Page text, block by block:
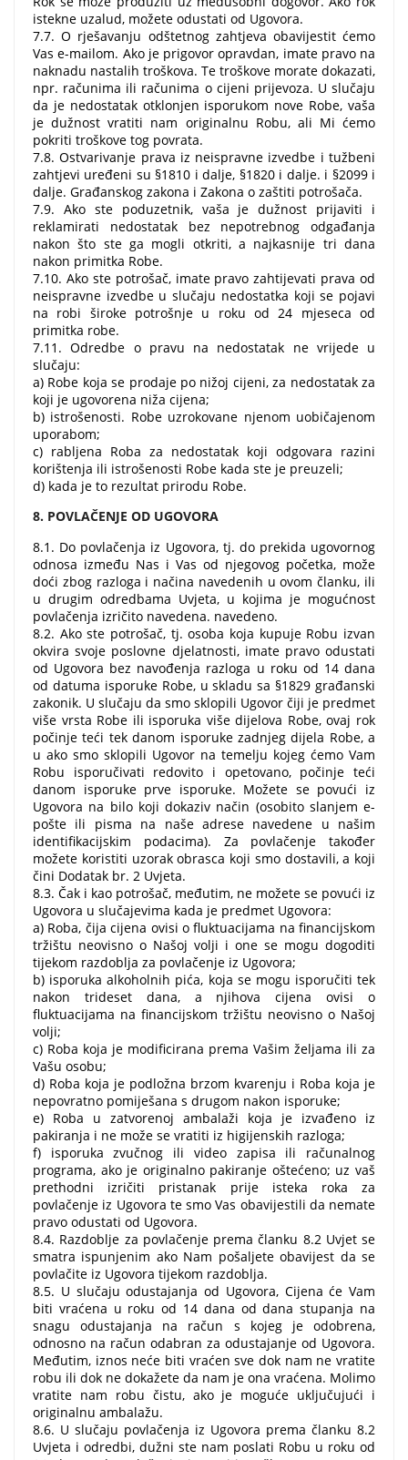
istekne uzalud, možete odustati od Ugovora.
7.7. O rješavanju odštetnog zahtjeva obavijestit ćemo
Vas e-mailom. Ako je prigovor opravdan, imate pravo na
naknadu nastalih troškova. Te troškove morate dokazati,
npr. računima ili računima o cijeni prijevoza. U slučaju
da je nedostatak otklonjen isporukom nove Robe, vaša
je dužnost vratiti nam originalnu Robu, ali Mi ćemo
pokriti troškove tog povrata.
7.8. Ostvarivanje prava iz neispravne izvedbe i tužbeni
zahtjevi uređeni su §1810 i dalje, §1820 i dalje. i §2099 i
dalje. Građanskog zakona i Zakona o zaštiti potrošača.
7.9. Ako ste poduzetnik, vaša je dužnost prijaviti i
reklamirati nedostatak bez nepotrebnog odgađanja
nakon što ste ga mogli otkriti, a najkasnije tri dana
nakon primitka Robe.
7.10. Ako ste potrošač, imate pravo zahtijevati prava od
neispravne izvedbe u slučaju nedostatka koji se pojavi
na robi široke potrošnje u roku od 24 mjeseca od
primitka robe.
7.11. Odredbe o pravu na nedostatak ne vrijede u
slučaju:
a) Robe koja se prodaje po nižoj cijeni, za nedostatak za
koji je ugovorena niža cijena;
b) istrošenosti. Robe uzrokovane njenom uobičajenom
uporabom;
c) rabljena Roba za nedostatak koji odgovara razini
korištenja ili istrošenosti Robe kada ste je preuzeli;
d) kada je to rezultat prirodu Robe.
8. POVLAČENJE OD UGOVORA
8.1. Do povlačenja iz Ugovora, tj. do prekida ugovornog
odnosa između Nas i Vas od njegovog početka, može
doći zbog razloga i načina navedenih u ovom članku, ili
u drugim odredbama Uvjeta, u kojima je mogućnost
povlačenja izričito navedena. navedeno.
8.2. Ako ste potrošač, tj. osoba koja kupuje Robu izvan
okvira svoje poslovne djelatnosti, imate pravo odustati
od Ugovora bez navođenja razloga u roku od 14 dana
od datuma isporuke Robe, u skladu sa §1829 građanski
zakonik. U slučaju da smo sklopili Ugovor čiji je predmet
više vrsta Robe ili isporuka više dijelova Robe, ovaj rok
počinje teći tek danom isporuke zadnjeg dijela Robe, a
u ako smo sklopili Ugovor na temelju kojeg ćemo Vam
Robu isporučivati ​​redovito i opetovano, počinje teći
danom isporuke prve isporuke. Možete se povući iz
Ugovora na bilo koji dokaziv način (osobito slanjem e-
pošte ili pisma na naše adrese navedene u našim
identifikacijskim podacima). Za povlačenje također
možete koristiti uzorak obrasca koji smo dostavili, a koji
čini Dodatak br. 2 Uvjeta.
8.3. Čak i kao potrošač, međutim, ne možete se povući iz
Ugovora u slučajevima kada je predmet Ugovora:
a) Roba, čija cijena ovisi o fluktuacijama na financijskom
tržištu neovisno o Našoj volji i one se mogu dogoditi
tijekom razdoblja za povlačenje iz Ugovora;
b) isporuka alkoholnih pića, koja se mogu isporučiti tek
nakon trideset dana, a njihova cijena ovisi o
fluktuacijama na financijskom tržištu neovisno o Našoj
volji;
c) Roba koja je modificirana prema Vašim željama ili za
Vašu osobu;
d) Roba koja je podložna brzom kvarenju i Roba koja je
nepovratno pomiješana s drugom nakon isporuke;
e) Roba u zatvorenoj ambalaži koja je izvađeno iz
pakiranja i ne može se vratiti iz higijenskih razloga;
f) isporuka zvučnog ili video zapisa ili računalnog
programa, ako je originalno pakiranje oštećeno; uz vaš
prethodni izričiti pristanak prije isteka roka za
povlačenje iz Ugovora te smo Vas obavijestili da nemate
pravo odustati od Ugovora.
8.4. Razdoblje za povlačenje prema članku 8.2 Uvjet se
smatra ispunjenim ako Nam pošaljete obavijest da se
povlačite iz Ugovora tijekom razdoblja.
8.5. U slučaju odustajanja od Ugovora, Cijena će Vam
biti vraćena u roku od 14 dana od dana stupanja na
snagu odustajanja na račun s kojeg je odobrena,
odnosno na račun odabran za odustajanje od Ugovora.
Međutim, iznos neće biti vraćen sve dok nam ne vratite
robu ili dok ne dokažete da nam je ona vraćena. Molimo
vratite nam robu čistu, ako je moguće uključujući i
originalnu ambalažu.
8.6. U slučaju povlačenja iz Ugovora prema članku 8.2
Uvjeta i odredbi, dužni ste nam poslati Robu u roku od